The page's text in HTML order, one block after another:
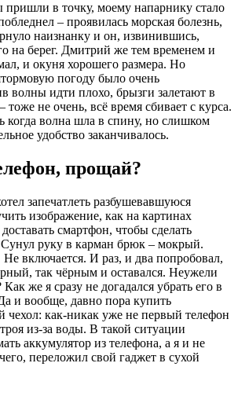
пришли в точку, моему напарнику стало
– проявилась морская болезнь,
наизнанку и он, извинившись,
на берег. Дмитрий же тем временем и
и окуня хорошего размера. Но
погоду было очень
волны идти плохо, брызги залетают в
тоже не очень, всё время сбивает с курса.
волна шла в спину, но слишком
удобство заканчивалось.
прощай?
запечатлеть разбушевавшуюся
изображение, как на картинах
смартфон, чтобы сделать
Сунул руку в карман брюк – мокрый.
включается. И раз, и два попробовал,
так чёрным и оставался. Неужели
же я сразу не догадался убрать его в
и вообще, давно пора купить
чехол: как-никак уже не первый телефон
из-за воды. В такой ситуации
аккумулятор из телефона, а я и не
переложил свой гаджет в сухой